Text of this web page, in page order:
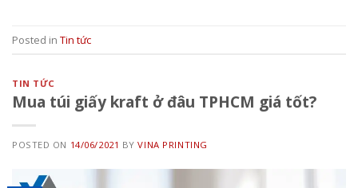
Posted in Tin tức
TIN TỨC
Mua túi giấy kraft ở đâu TPHCM giá tốt?
POSTED ON 14/06/2021 BYVINA PRINTING